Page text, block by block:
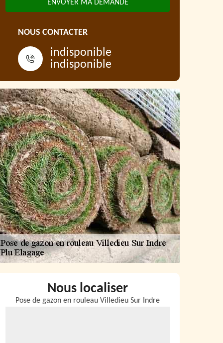
NOUS CONTACTER
indisponible
indisponible
Nous localiser
Pose de gazon en rouleau Villedieu Sur Indre